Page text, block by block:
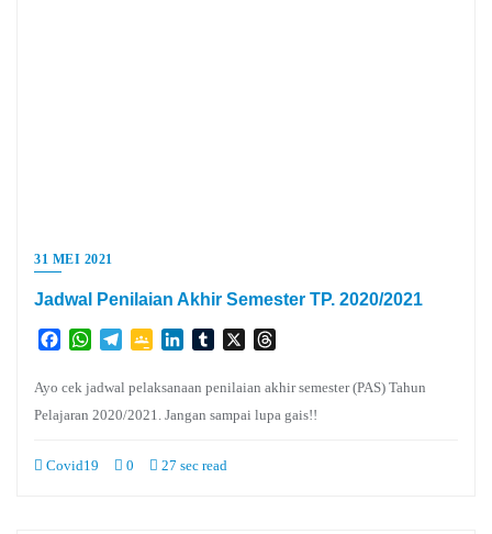
31 MEI 2021
Jadwal Penilaian Akhir Semester TP. 2020/2021
FacebookWhatsApp
TelegramGoogleLinkedInTumblr
X
Ayo cek jadwal pelaksanaan penilaian akhir semester (PAS) Tahun
Pelajaran 2020/2021. Jangan sampai lupa gais!!
Covid19 0 27 sec read